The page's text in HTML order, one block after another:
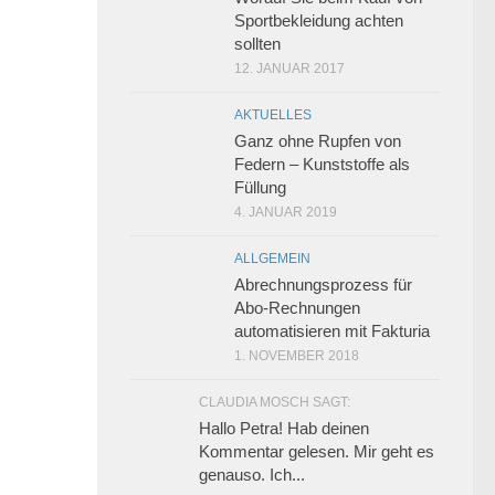
Sportbekleidung achten
sollten
12. JANUAR 2017
AKTUELLES
Ganz ohne Rupfen von
Federn – Kunststoffe als
Füllung
4. JANUAR 2019
ALLGEMEIN
Abrechnungsprozess für
Abo-Rechnungen
automatisieren mit Fakturia
1. NOVEMBER 2018
CLAUDIA MOSCH SAGT:
Hallo Petra! Hab deinen
Kommentar gelesen. Mir geht es
genauso. Ich...